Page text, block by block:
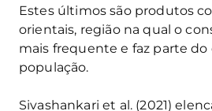
Estes últimos são produtos
orientais, região na qual o
mais frequente e faz parte
população.
Sivashankari et al. (2021)